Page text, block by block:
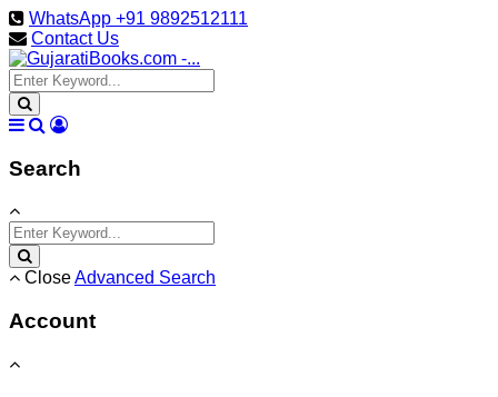
WhatsApp +91 9892512111
Contact Us
Search
CloseAdvanced Search
Account